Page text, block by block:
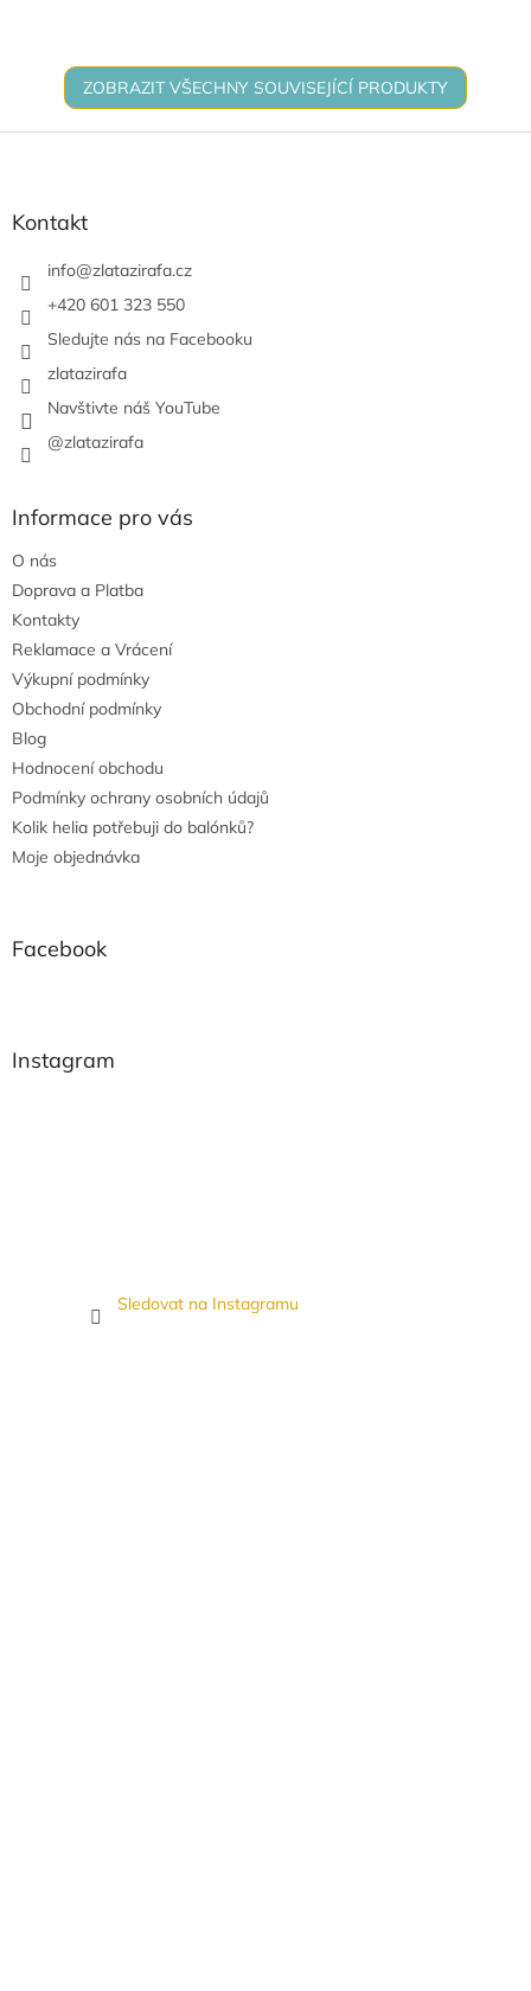
ZOBRAZIT VŠECHNY SOUVISEJÍCÍ PRODUKTY
Z
Kontakt
info@zlatazirafa.cz
+420 601 323 550
Sledujte nás na Facebooku
zlatazirafa
Navštivte náš YouTube
@zlatazirafa
Informace pro vás
O nás
Doprava a Platba
Kontakty
Reklamace a Vrácení
Výkupní podmínky
Obchodní podmínky
Blog
Hodnocení obchodu
Podmínky ochrany osobních údajů
Kolik helia potřebuji do balónků?
Moje objednávka
Facebook
Instagram
Sledovat na Instagramu